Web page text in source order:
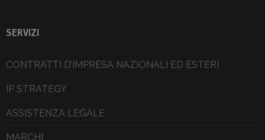
SERVIZI
CONTRATTI D’IMPRESA NAZIONALI ED ESTERI
IP STRATEGY
ASSISTENZA LEGALE
MARCHI